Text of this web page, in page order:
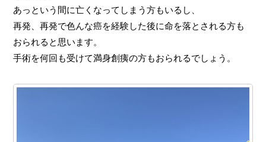
あっという間に亡くなってしまう方もいるし、
再発、再発で色んな癌を経験した後に命を落とされる方も
おられると思います。
手術を何回も受けて満身創痍の方もおられるでしょう。